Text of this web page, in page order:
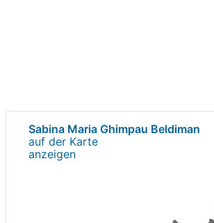
Sabina Maria Ghimpau Beldiman
auf der Karte
anzeigen